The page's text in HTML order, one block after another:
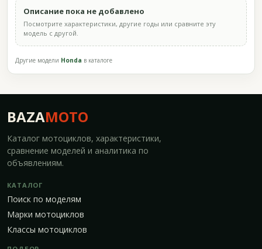
Описание пока не добавлено
Посмотрите характеристики, другие годы или сравните эту
модель с другой.
Другие модели Honda в каталоге
BAZAMOTO
Каталог мотоциклов, характеристики,
сравнение моделей и аналитика по
объявлениям.
КАТАЛОГ
Поиск по моделям
Марки мотоциклов
Классы мотоциклов